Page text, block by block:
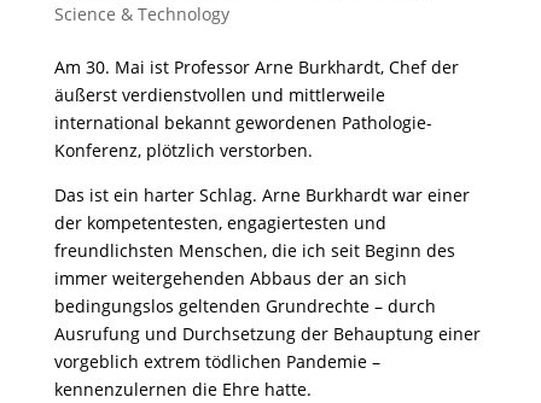
Science & Technology
Am 30. Mai ist Professor Arne Burkhardt, Chef der
äußerst verdienstvollen und mittlerweile
international bekannt gewordenen Pathologie-
Konferenz, plötzlich verstorben.
Das ist ein harter Schlag. Arne Burkhardt war einer
der kompetentesten, engagiertesten und
freundlichsten Menschen, die ich seit Beginn des
immer weitergehenden Abbaus der an sich
bedingungslos geltenden Grundrechte – durch
Ausrufung und Durchsetzung der Behauptung einer
vorgeblich extrem tödlichen Pandemie –
kennenzulernen die Ehre hatte.